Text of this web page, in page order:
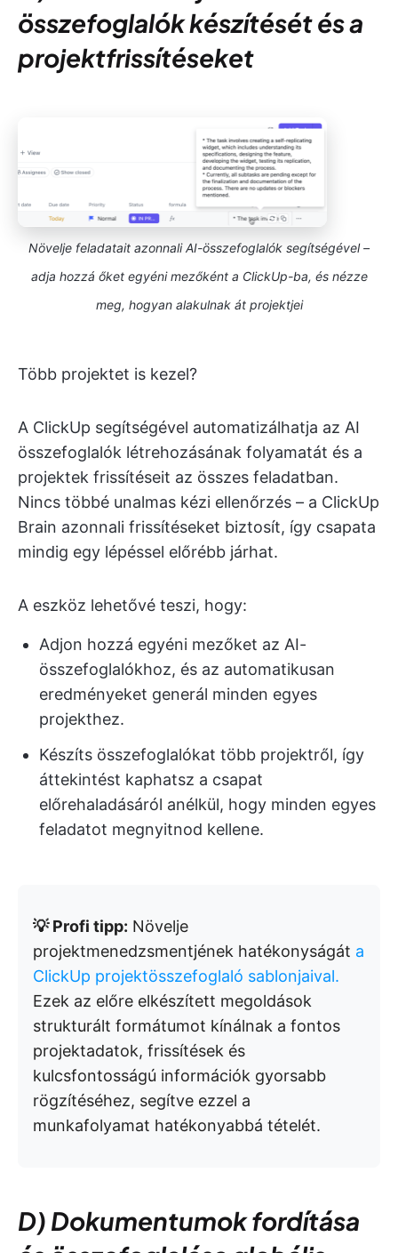
összefoglalók készítését és a
projektfrissítéseket
Növelje feladatait azonnali AI-összefoglalók segítségével –
adja hozzá őket egyéni mezőként a ClickUp-ba, és nézze
meg, hogyan alakulnak át projektjei
Több projektet is kezel?
A ClickUp segítségével automatizálhatja az AI
összefoglalók létrehozásának folyamatát és a
projektek frissítéseit az összes feladatban.
Nincs többé unalmas kézi ellenőrzés – a ClickUp
Brain azonnali frissítéseket biztosít, így csapata
mindig egy lépéssel előrébb járhat.
A eszköz lehetővé teszi, hogy:
Adjon hozzá egyéni mezőket az AI-
összefoglalókhoz, és az automatikusan
eredményeket generál minden egyes
projekthez.
Készíts összefoglalókat több projektről, így
áttekintést kaphatsz a csapat
előrehaladásáról anélkül, hogy minden egyes
feladatot megnyitnod kellene.
💡 Profi tipp: Növelje
projektmenedzsmentjének hatékonyságát a
ClickUp projektösszefoglaló sablonjaival.
Ezek az előre elkészített megoldások
strukturált formátumot kínálnak a fontos
projektadatok, frissítések és
kulcsfontosságú információk gyorsabb
rögzítéséhez, segítve ezzel a
munkafolyamat hatékonyabbá tételét.
D) Dokumentumok fordítása